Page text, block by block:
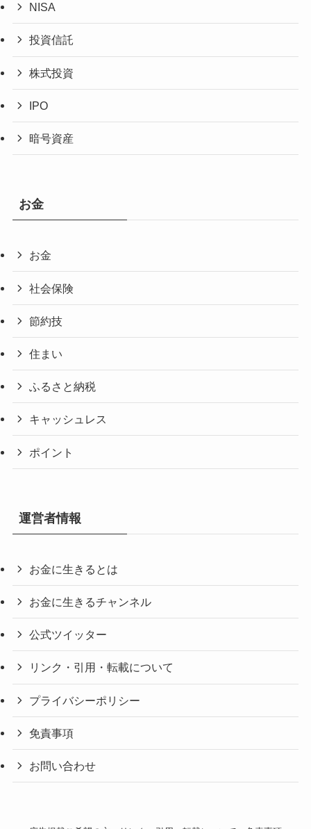
NISA
投資信託
株式投資
IPO
暗号資産
お金
お金
社会保険
節約技
住まい
ふるさと納税
キャッシュレス
ポイント
運営者情報
お金に生きるとは
お金に生きるチャンネル
公式ツイッター
リンク・引用・転載について
プライバシーポリシー
免責事項
お問い合わせ